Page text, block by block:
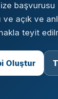
ve açık ve
teyit
Oluştur